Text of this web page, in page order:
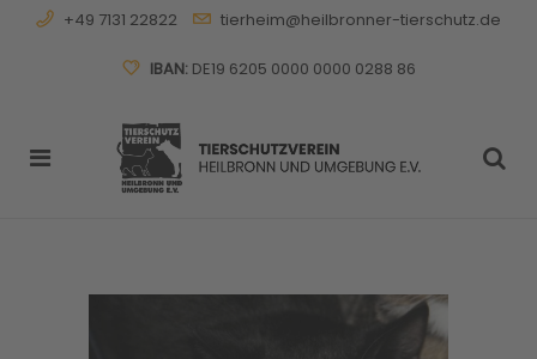
+49 7131 22822 tierheim@heilbronner-tierschutz.de
IBAN:DE19 6205 0000 0000 0288 86